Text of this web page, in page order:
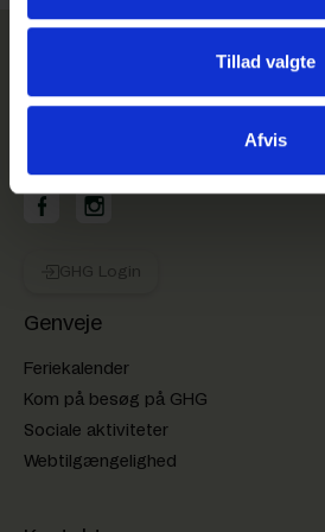
Tillad valgte
Afvis
GHG på Facebook
GHG på Instagram
GHG Login
Genveje
Feriekalender
Kom på besøg på GHG
Sociale aktiviteter
Webtilgængelighed